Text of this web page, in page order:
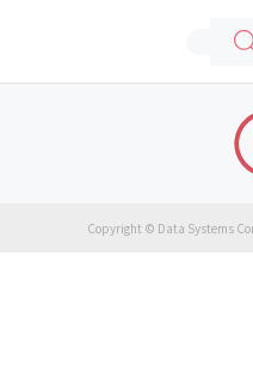
Copyright © Data Systems